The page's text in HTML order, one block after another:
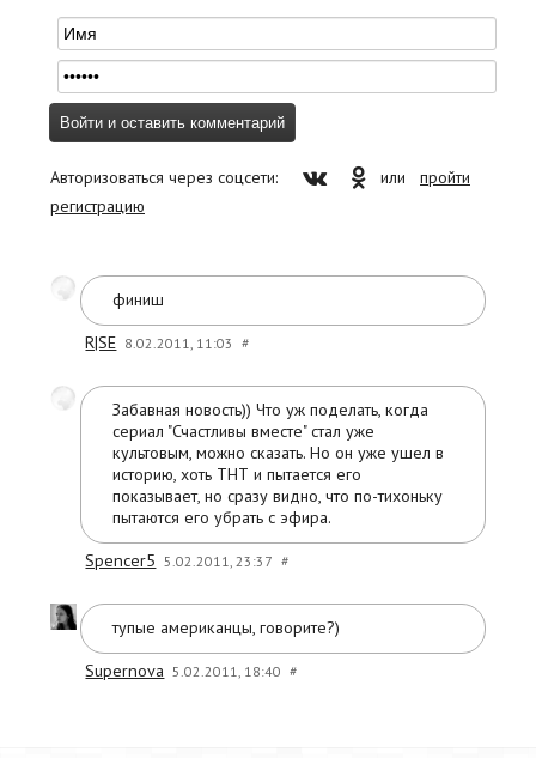
Авторизоваться через соцсети: или пройти
регистрацию
финиш
R|SE 8.02.2011, 11:03 #
Забавная новость)) Что уж поделать, когда
сериал "Счастливы вместе" стал уже
культовым, можно сказать. Но он уже ушел в
историю, хоть ТНТ и пытается его
показывает, но сразу видно, что по-тихоньку
пытаются его убрать с эфира.
Spencer5 5.02.2011, 23:37 #
тупые американцы, говорите?)
Supernova 5.02.2011, 18:40 #